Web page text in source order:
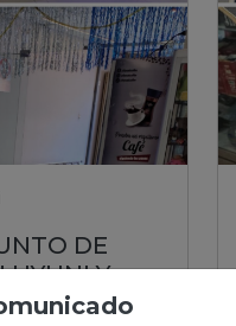
DE
UYUNI Y